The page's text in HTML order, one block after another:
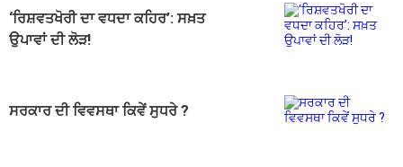
‘ਰਿਸ਼ਵਤਖੋਰੀ ਦਾ ਵਧਦਾ ਕਹਿਰ’: ਸਖ਼ਤ
ਉਪਾਵਾਂ ਦੀ ਲੋੜ!
ਸਰਕਾਰ ਦੀ ਵਿਵਸਥਾ ਕਿਵੇਂ ਸੁਧਰੇ ?